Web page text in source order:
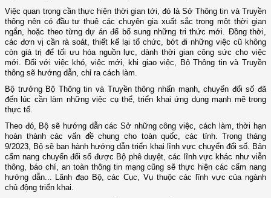
Việc quan trọng cần thực hiện thời gian tới, đó là Sở Thông tin và Truyền
thông nên có đầu tư thuê các chuyên gia xuất sắc trong một thời gian
ngắn, hoặc theo từng dự án để bổ sung những tri thức mới. Đồng thời,
các đơn vị cần rà soát, thiết kế lại tổ chức, bớt đi những việc cũ không
còn giá trị để tối ưu hóa nguồn lực, dành thời gian công sức cho việc
mới. Đối với việc khó, việc mới, khi giao việc, Bộ Thông tin và Truyền
thông sẽ hướng dẫn, chỉ ra cách làm.
Bộ trưởng Bộ Thông tin và Truyền thông nhấn mạnh, chuyển đổi số đã
đến lúc cần làm những việc cụ thể, triển khai ứng dụng mạnh mẽ trong
thực tế.
Theo đó, Bộ sẽ hướng dẫn các Sở những công việc, cách làm, thời hạn
hoàn thành các vấn đề chung cho toàn quốc, các tỉnh. Trong tháng
9/2023, Bộ sẽ ban hành hướng dẫn triển khai lĩnh vực chuyển đổi số. Bản
cẩm nang chuyển đổi số được Bộ phê duyệt, các lĩnh vực khác như viễn
thông, báo chí, an toàn thông tin mạng cũng sẽ thực hiện các cẩm nang
hướng dẫn... Lãnh đạo Bộ, các Cục, Vụ thuộc các lĩnh vực của ngành
chủ động triển khai.